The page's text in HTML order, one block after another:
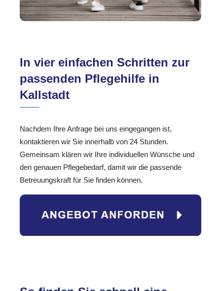
In vier einfachen Schritten zur
passenden Pflegehilfe in
Kallstadt
Nachdem Ihre Anfrage bei uns eingegangen ist,
kontaktieren wir Sie innerhalb von 24 Stunden.
Gemeinsam klären wir Ihre individuellen Wünsche und
den genauen Pflegebedarf, damit wir die passende
Betreuungskraft für Sie finden können.